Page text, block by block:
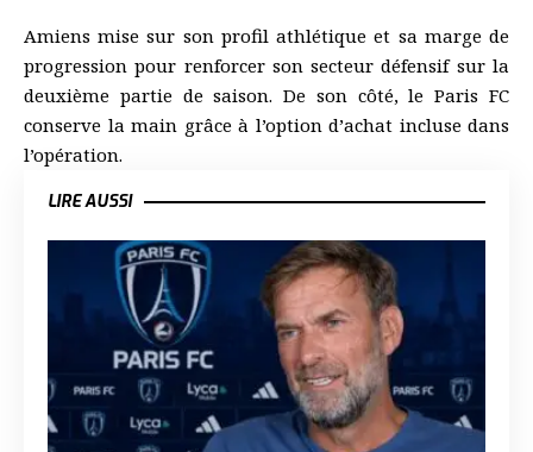
Amiens mise sur son profil athlétique et sa marge de
progression pour renforcer son secteur défensif sur la
deuxième partie de saison. De son côté, le Paris FC
conserve la main grâce à l’option d’achat incluse dans
l’opération.
LIRE AUSSI